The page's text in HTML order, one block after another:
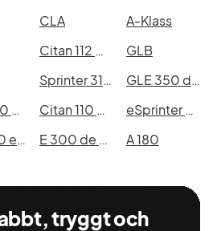
CLA
A-Klass
Citan 112 CDI
GLB
Sprinter 317 CDI RWD Panel Van
GLE 350 de 4MATIC
GLC 220 d 4MATIC Citan 110 CDI
eSprinter 420 113 kWh
CLA 250 e Shooting Brake E 300 de 4MATIC All-Terrain A 180
tryggt och